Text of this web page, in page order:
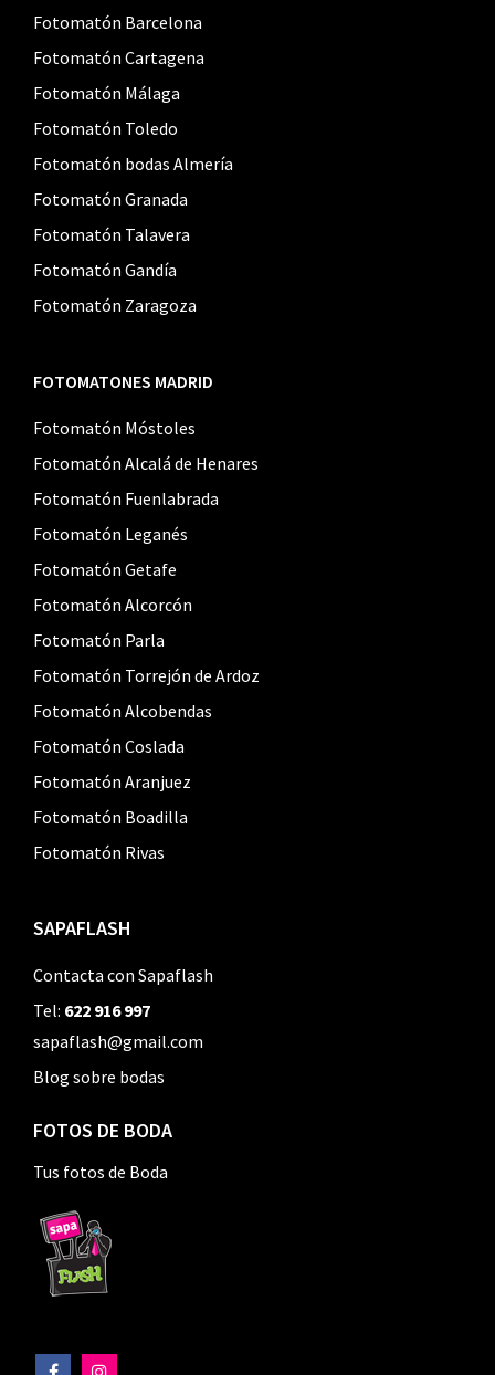
Fotomatón Barcelona
Fotomatón Cartagena
Fotomatón Málaga
Fotomatón Toledo
Fotomatón bodas Almería
Fotomatón Granada
Fotomatón Talavera
Fotomatón Gandía
Fotomatón Zaragoza
FOTOMATONES MADRID
Fotomatón Móstoles
Fotomatón Alcalá de Henares
Fotomatón Fuenlabrada
Fotomatón Leganés
Fotomatón Getafe
Fotomatón Alcorcón
Fotomatón Parla
Fotomatón Torrejón de Ardoz
Fotomatón Alcobendas
Fotomatón Coslada
Fotomatón Aranjuez
Fotomatón Boadilla
Fotomatón Rivas
SAPAFLASH
Contacta con Sapaflash
Tel: 622 916 997
sapaflash@gmail.com
Blog sobre bodas
FOTOS DE BODA
Tus fotos de Boda